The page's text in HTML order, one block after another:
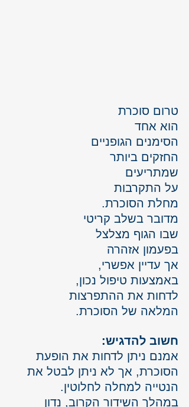
טרום סוכרת
הוא אחד
הסימנים הגופניים
החזקים ביותר
שמתריעים
על התקרבות
מחלת הסוכרת.
מדובר בשלב קריטי
שבו הגוף מצלצל
בפעמון אזהרה
אך עדיין אפשרי,
באמצעות טיפול נכון,
לדחות את ההתפרצות
המלאה של הסוכרת.
חשוב להדגיש:
אמנם ניתן לדחות את הופעת
הסוכרת, אך לא ניתן לבטל את
הנטייה למחלה לחלוטין.
במהלך השידור הקרוב, נדון